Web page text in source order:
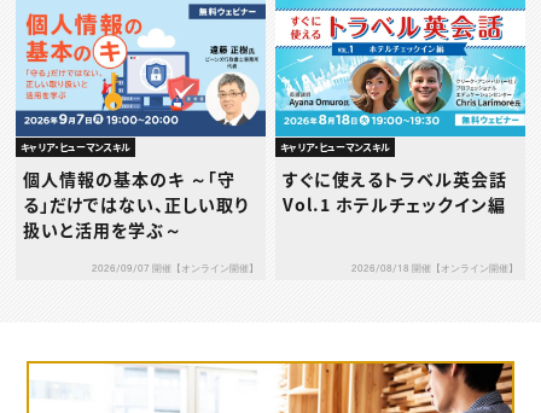
キャリア・ヒューマンスキル
個人情報の基本のキ ～「守
る」だけではない、正しい取り
扱いと活用を学ぶ～
2026/09/07 開催【オンライン開催】
キャリア・ヒューマンスキル
すぐに使えるトラベル英会話
Vol.1 ホテルチェックイン編
2026/08/18 開催【オンライン開催】